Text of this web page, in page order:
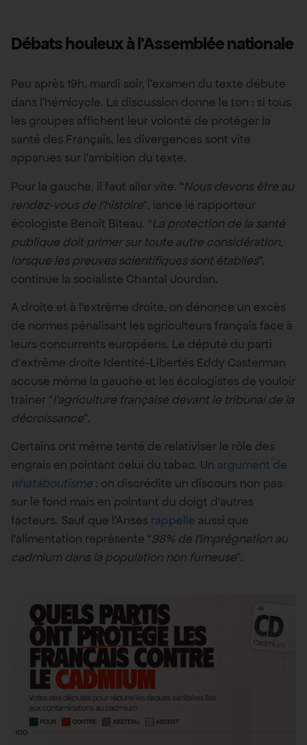
Débats houleux à l’Assemblée nationale
Peu après 19h, mardi soir, l’examen du texte débute
dans l’hémicycle. La discussion donne le ton : si tous
les groupes affichent leur volonté de protéger la
santé des Français, les divergences sont vite
apparues sur l’ambition du texte.
Pour la gauche, il faut aller vite. “Nous devons être au
rendez-vous de l’histoire”, lance le rapporteur
écologiste Benoît Biteau. “La protection de la santé
publique doit primer sur toute autre considération,
lorsque les preuves scientifiques sont établies”,
continue la socialiste Chantal Jourdan.
A droite et à l’extrême droite, on dénonce un excès
de normes pénalisant les agriculteurs français face à
leurs concurrents européens. Le député du parti
d’extrême droite Identité-Libertés Eddy Casterman
accuse même la gauche et les écologistes de vouloir
traîner “l’agriculture française devant le tribunal de la
décroissance”.
Certains ont même tenté de relativiser le rôle des
engrais en pointant celui du tabac. Un argument de
whataboutisme : on discrédite un discours non pas
sur le fond mais en pointant du doigt d’autres
facteurs. Sauf que l’Anses rappelle aussi que
l’alimentation représente “98% de l’imprégnation au
cadmium dans la population non fumeuse”.